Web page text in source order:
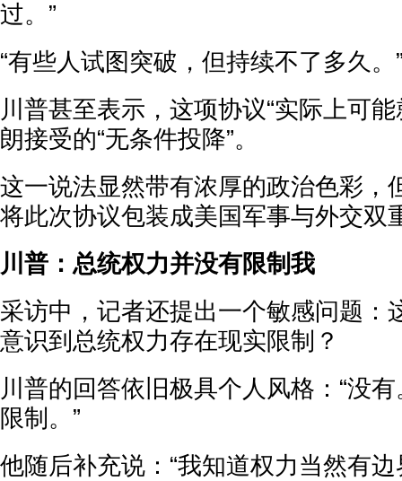
过。”
“有些人试图突破，但持续不了多久。
川普甚至表示，这项协议“实际上可
朗接受的“无条件投降”。
这一说法显然带有浓厚的政治色彩，
将此次协议包装成美国军事与外交双
川普：总统权力并没有限制我
采访中，记者还提出一个敏感问题：
意识到总统权力存在现实限制？
川普的回答依旧极具个人风格：“没有
限制。”
他随后补充说：“我知道权力当然有